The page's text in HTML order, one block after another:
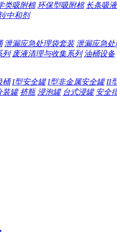
类吸附棉 环保型吸附棉 长条吸
/中和剂
泄漏应急处理袋套装 泄漏应急
列 废液清理与收集系列 油桶设备
桶 I型安全罐 I型非金属安全罐 II
装罐 挤瓶 浸泡罐 台式浸罐 安全